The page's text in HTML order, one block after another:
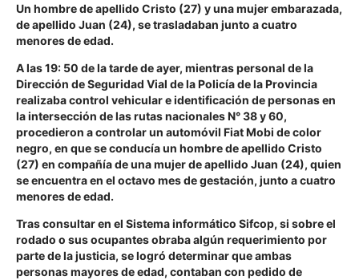
Un hombre de apellido Cristo (27) y una mujer embarazada,
de apellido Juan (24), se trasladaban junto a cuatro
menores de edad.
A las 19: 50 de la tarde de ayer, mientras personal de la
Dirección de Seguridad Vial de la Policía de la Provincia
realizaba control vehicular e identificación de personas en
la intersección de las rutas nacionales N° 38 y 60,
procedieron a controlar un automóvil Fiat Mobi de color
negro, en que se conducía un hombre de apellido Cristo
(27) en compañía de una mujer de apellido Juan (24), quien
se encuentra en el octavo mes de gestación, junto a cuatro
menores de edad.
Tras consultar en el Sistema informático Sifcop, si sobre el
rodado o sus ocupantes obraba algún requerimiento por
parte de la justicia, se logró determinar que ambas
personas mayores de edad, contaban con pedido de